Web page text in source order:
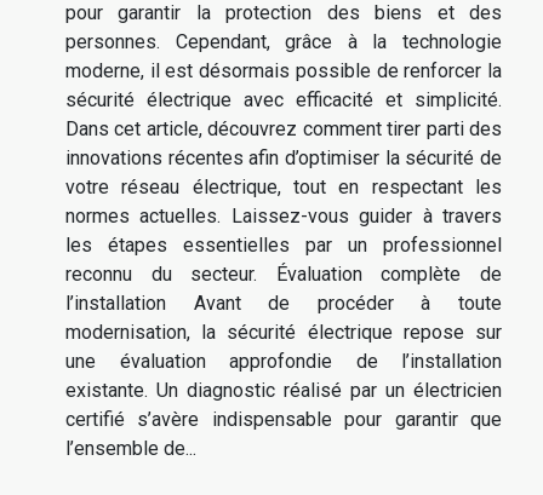
pour garantir la protection des biens et des
personnes. Cependant, grâce à la technologie
moderne, il est désormais possible de renforcer la
sécurité électrique avec efficacité et simplicité.
Dans cet article, découvrez comment tirer parti des
innovations récentes afin d’optimiser la sécurité de
votre réseau électrique, tout en respectant les
normes actuelles. Laissez-vous guider à travers
les étapes essentielles par un professionnel
reconnu du secteur. Évaluation complète de
l’installation Avant de procéder à toute
modernisation, la sécurité électrique repose sur
une évaluation approfondie de l’installation
existante. Un diagnostic réalisé par un électricien
certifié s’avère indispensable pour garantir que
l’ensemble de...